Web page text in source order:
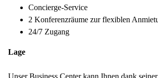
Concierge-Service
2 Konferenzräume zur flexiblen
24/7 Zugang
Lage
Unser Business Center kann Ihnen dank